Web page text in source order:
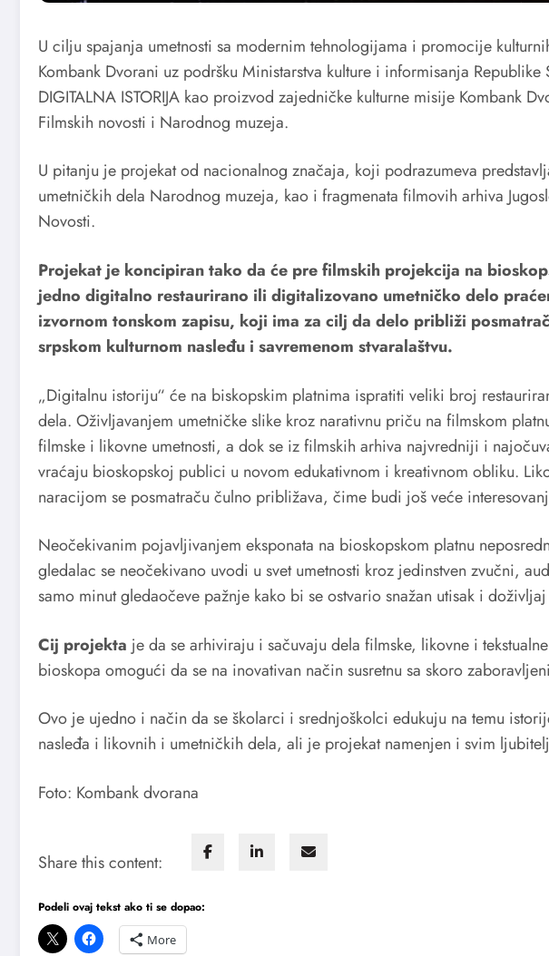
U cilju spajanja umetnosti sa modernim tehnologijama i promocije
Kombank Dvorani uz podršku Ministarstva kulture i informisanja
DIGITALNA ISTORIJA kao proizvod zajedničke kulturne misije Kombank
Filmskih novosti i Narodnog muzeja.
U pitanju je projekat od nacionalnog značaja, koji podrazumeva
umetničkih dela Narodnog muzeja, kao i fragmenata filmovih arhiva
Novosti.
Projekat je koncipiran tako da će pre filmskih projekcija na
jedno digitalno restaurirano ili digitalizovano umetničko delo
izvornom tonskom zapisu, koji ima za cilj da delo približi
srpskom kulturnom nasleđu i savremenom stvaralaštvu.
„Digitalnu istoriju“ će na biskopskim platnima ispratiti veliki broj
dela. Oživljavanjem umetničke slike kroz narativnu priču na filmskom
filmske i likovne umetnosti, a dok se iz filmskih arhiva najvredniji i
vraćaju bioskopskoj publici u novom edukativnom i kreativnom obliku.
naracijom se posmatraču čulno približava, čime budi još veće
Neočekivanim pojavljivanjem eksponata na bioskopskom platnu
gledalac se neočekivano uvodi u svet umetnosti kroz jedinstven zvučni,
samo minut gledaočeve pažnje kako bi se ostvario snažan utisak i
Cij projekta je da se arhiviraju i sačuvaju dela filmske, likovne i
bioskopa omogući da se na inovativan način susretnu sa skoro
Ovo je ujedno i način da se školarci i srednjoškolci edukuju na temu
nasleđa i likovnih i umetničkih dela, ali je projekat namenjen i svim
Foto: Kombank dvorana
Share this content:
Podeli ovaj tekst ako ti se dopao:
More